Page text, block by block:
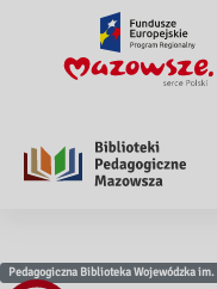
Pedagogiczna Biblioteka Wojewódzka